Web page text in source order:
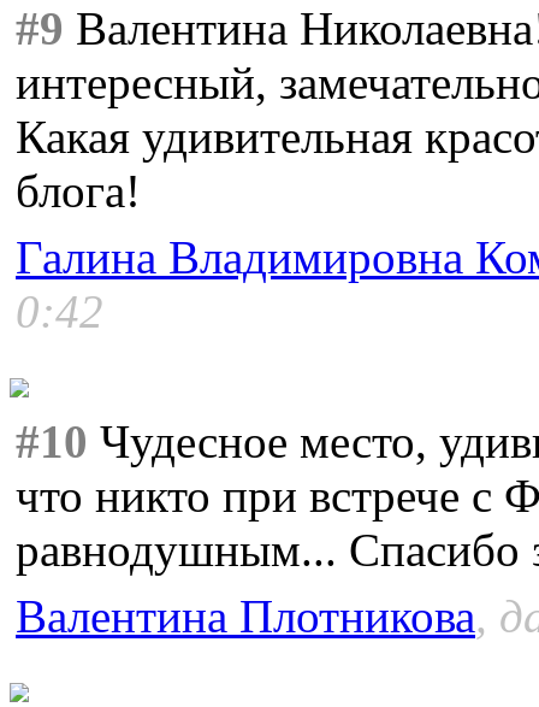
#9 Валентина
интересный,
Какая удивительная
блога!
Галина Владимировна
0:42
#10 Чудесное место,
что никто при встрече с
равнодушным... Спасибо
Валентина Плотникова,